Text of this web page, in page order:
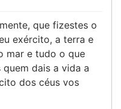
que fizestes o
exército, a terra e
mar e tudo o que
quem dais a vida a
dos céus vos